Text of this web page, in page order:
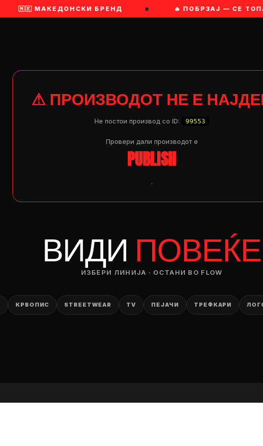
🇲🇰 МАКЕДОНСКИ БРЕНД × 🔥 ПОБРЗАЈ — СЕ
⚠ ПРОИЗВОДОТ НЕ Е
Не постои производ со ID: 99553
Провери дали производот e
PUBLISH
.
ВИДИ ПОВЕЌЕ
ИЗБЕРИ ЛИНИЈА · ОСТАНИ ВО FLOW
КРВОПИС STREETWEAR TV ПЕЈАЧИ ТРЕФКАРИ
— ден
ПЛАТИ ПРИ ДОСТАВА ВО КЕШ